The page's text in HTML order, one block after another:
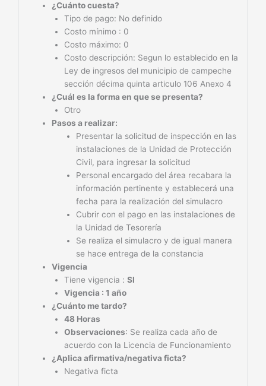
¿Cuánto cuesta?
Tipo de pago: No definido
Costo mínimo : 0
Costo máximo: 0
Costo descripción: Segun lo establecido en la
Ley de ingresos del municipio de campeche
sección décima quinta articulo 106 Anexo 4
¿Cuál es la forma en que se presenta?
Otro
Pasos a realizar:
Presentar la solicitud de inspección en las
instalaciones de la Unidad de Protección
Civil, para ingresar la solicitud
Personal encargado del área recabara la
información pertinente y establecerá una
fecha para la realización del simulacro
Cubrir con el pago en las instalaciones de
la Unidad de Tesorería
Se realiza el simulacro y de igual manera
se hace entrega de la constancia
Vigencia
Tiene vigencia : SI
Vigencia : 1 año
¿Cuánto me tardo?
48 Horas
Observaciones: Se realiza cada año de
acuerdo con la Licencia de Funcionamiento
¿Aplica afirmativa/negativa ficta?
Negativa ficta